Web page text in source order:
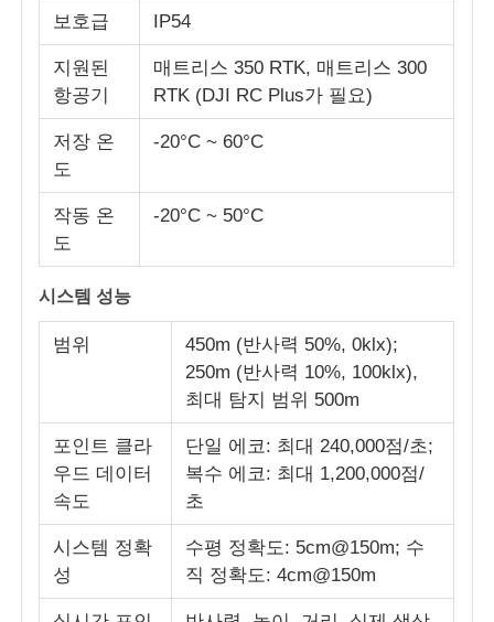
홈
제품
우리 에 관한 것
보호급 IP54
지원된
항공기
매트리스 350 RTK, 매트리스 300
RTK (DJI RC Plus가 필요)
저장 온
도
-20°C ~ 60°C
작동 온
도
-20°C ~ 50°C
시스템 성능
범위
450m (반사력 50%, 0klx);
250m (반사력 10%, 100klx),
최대 탐지 범위 500m
포인트 클라
우드 데이터
속도
단일 에코: 최대 240,000점/초;
복수 에코: 최대 1,200,000점/
초
시스템 정확
성
수평 정확도: 5cm@150m; 수
직 정확도: 4cm@150m